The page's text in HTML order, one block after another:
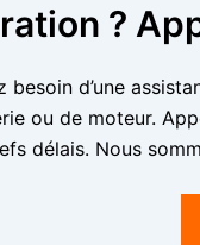
?
d’une
ou de moteur.
délais. Nous